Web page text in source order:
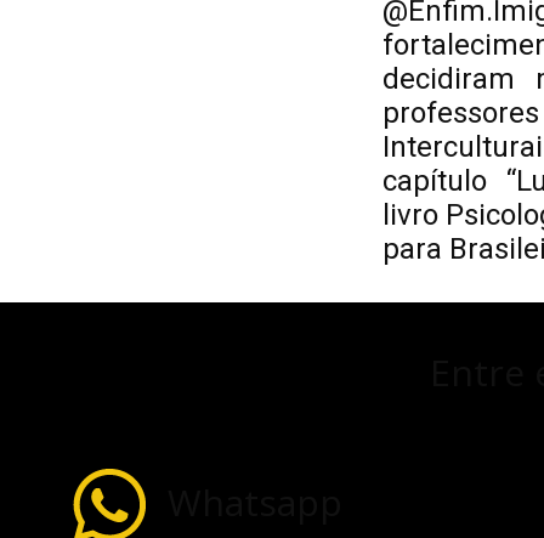
decidiram
capítulo
livro
para